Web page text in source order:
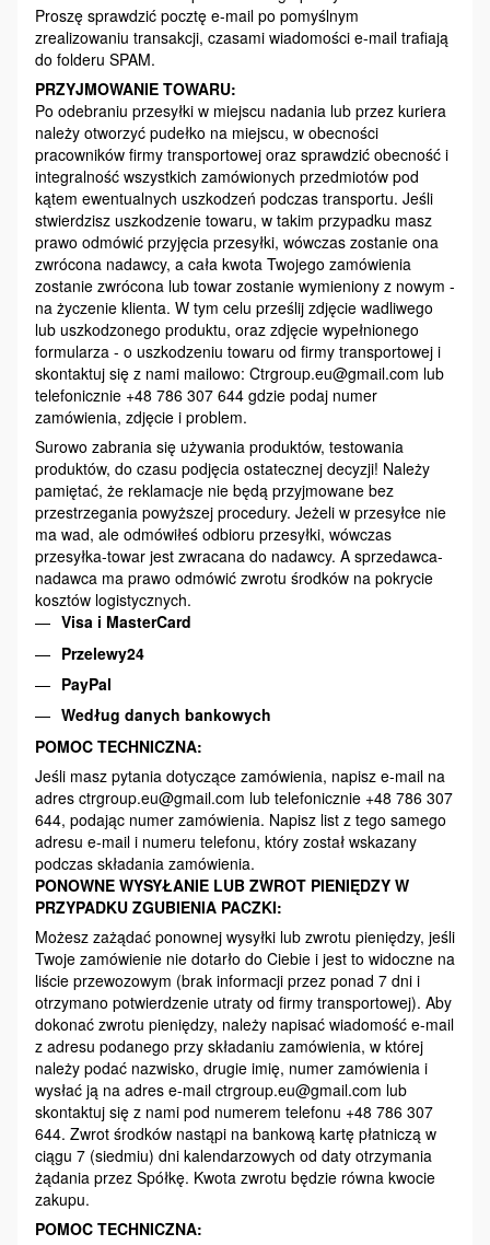
Proszę sprawdzić pocztę e-mail po pomyślnym
zrealizowaniu transakcji, czasami wiadomości e-mail trafiają
do folderu SPAM.
PRZYJMOWANIE TOWARU:
Po odebraniu przesyłki w miejscu nadania lub przez kuriera
należy otworzyć pudełko na miejscu, w obecności
pracowników firmy transportowej oraz sprawdzić obecność i
integralność wszystkich zamówionych przedmiotów pod
kątem ewentualnych uszkodzeń podczas transportu. Jeśli
stwierdzisz uszkodzenie towaru, w takim przypadku masz
prawo odmówić przyjęcia przesyłki, wówczas zostanie ona
zwrócona nadawcy, a cała kwota Twojego zamówienia
zostanie zwrócona lub towar zostanie wymieniony z nowym -
na życzenie klienta. W tym celu prześlij zdjęcie wadliwego
lub uszkodzonego produktu, oraz zdjęcie wypełnionego
formularza - o uszkodzeniu towaru od firmy transportowej i
skontaktuj się z nami mailowo: Ctrgroup.eu@gmail.com lub
telefonicznie +48 786 307 644 gdzie podaj numer
zamówienia, zdjęcie i problem.
Surowo zabrania się używania produktów, testowania
produktów, do czasu podjęcia ostatecznej decyzji! Należy
pamiętać, że reklamacje nie będą przyjmowane bez
przestrzegania powyższej procedury. Jeżeli w przesyłce nie
ma wad, ale odmówiłeś odbioru przesyłki, wówczas
przesyłka-towar jest zwracana do nadawcy. A sprzedawca-
nadawca ma prawo odmówić zwrotu środków na pokrycie
kosztów logistycznych.
Visa i MasterCard
Przelewy24
PayPal
Według danych bankowych
POMOC TECHNICZNA:
Jeśli masz pytania dotyczące zamówienia, napisz e-mail na
adres ctrgroup.eu@gmail.com lub telefonicznie +48 786 307
644, podając numer zamówienia. Napisz list z tego samego
adresu e-mail i numeru telefonu, który został wskazany
podczas składania zamówienia.
PONOWNE WYSYŁANIE LUB ZWROT PIENIĘDZY W
PRZYPADKU ZGUBIENIA PACZKI:
Możesz zażądać ponownej wysyłki lub zwrotu pieniędzy, jeśli
Twoje zamówienie nie dotarło do Ciebie i jest to widoczne na
liście przewozowym (brak informacji przez ponad 7 dni i
otrzymano potwierdzenie utraty od firmy transportowej). Aby
dokonać zwrotu pieniędzy, należy napisać wiadomość e-mail
z adresu podanego przy składaniu zamówienia, w której
należy podać nazwisko, drugie imię, numer zamówienia i
wysłać ją na adres e-mail ctrgroup.eu@gmail.com lub
skontaktuj się z nami pod numerem telefonu +48 786 307
644. Zwrot środków nastąpi na bankową kartę płatniczą w
ciągu 7 (siedmiu) dni kalendarzowych od daty otrzymania
żądania przez Spółkę. Kwota zwrotu będzie równa kwocie
zakupu.
POMOC TECHNICZNA: